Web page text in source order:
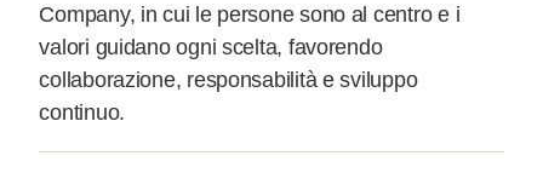
Company, in cui le persone sono al centro e i
valori guidano ogni scelta, favorendo
collaborazione, responsabilità e sviluppo
continuo.